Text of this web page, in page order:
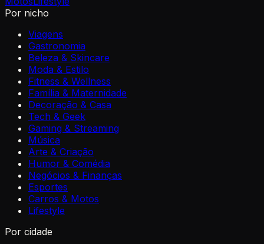
Por nicho
Viagens
Gastronomia
Beleza & Skincare
Moda & Estilo
Fitness & Wellness
Família & Maternidade
Decoração & Casa
Tech & Geek
Gaming & Streaming
Música
Arte & Criação
Humor & Comédia
Negócios & Finanças
Esportes
Carros & Motos
Lifestyle
Por cidade